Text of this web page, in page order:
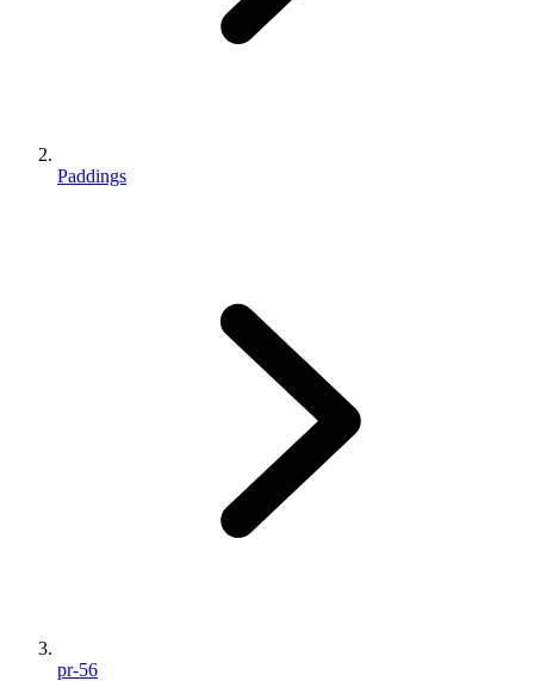
Paddings
pr-56